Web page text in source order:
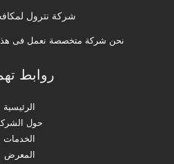
شركة نترول
نحن شركة متخصصة نعمل فى هذا
روابط
الرئيسية
حول
الخدمات
المعرض